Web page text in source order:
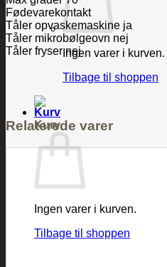
Ingen varer i kurven.
Tilbage til shoppen
Kurv
Ingen varer i kurven.
Tilbage til shoppen
Fødevarekontakt
Tåler opvaskemaskine ja
Tåler mikrobølgeovn nej
Tåler fryser nej
Relaterede varer